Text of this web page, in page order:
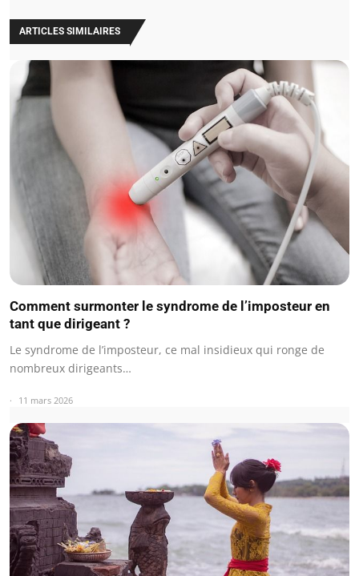
ARTICLES SIMILAIRES
Comment surmonter le syndrome de l’imposteur en
tant que dirigeant ?
Le syndrome de l’imposteur, ce mal insidieux qui ronge de
nombreux dirigeants…
11 mars 2026